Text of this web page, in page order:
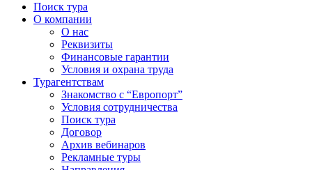
Поиск тура
О компании
О нас
Реквизиты
Финансовые гарантии
Условия и охрана труда
Турагентствам
Знакомство с “Европорт”
Условия сотрудничества
Поиск тура
Договор
Архив вебинаров
Рекламные туры